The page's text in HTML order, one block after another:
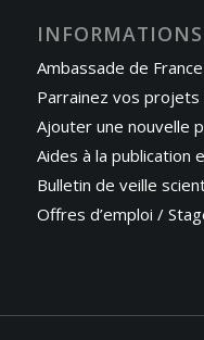
Ambassade de
Parrainez vos projets
Ajouter une nouvelle
Aides à la publication
Bulletin de veille
Offres d’emploi /